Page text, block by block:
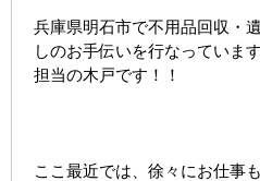
兵庫県明石市で不用品回収・
しのお手伝いを行なっていま
担当の木戸です！！
ここ最近では、徐々にお仕事